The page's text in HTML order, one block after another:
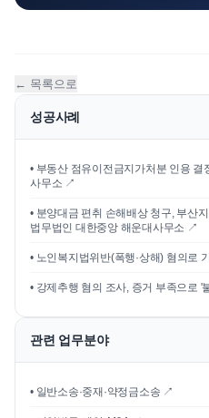
← 목록으로
성공사례
• 부동산 점유이전금지가처분 인용 결
사무소 ↗
• 분양대금 편취 손해배상 청구, 부산
법무법인 대한중앙 해운대사무소 ↗
• 노인복지법위반(폭행·상해) 혐의로
• 강제추행 혐의 조사, 증거 부족으로 '
관련 업무분야
• 일반소송·중재·약정금소송 ↗